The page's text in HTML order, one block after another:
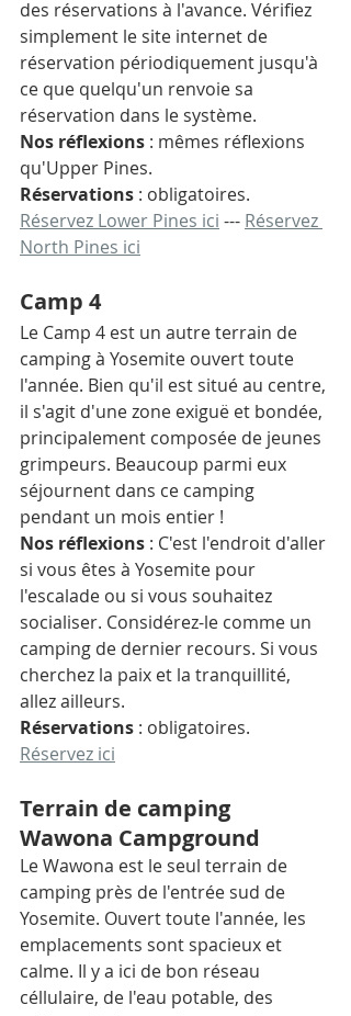
des réservations à l'avance. Vérifiez
simplement le site internet de
réservation périodiquement jusqu'à
ce que quelqu'un renvoie sa
réservation dans le système.
Nos réflexions : mêmes réflexions
qu'Upper Pines.
Réservations : obligatoires.
Réservez Lower Pines ici --- Réservez
North Pines ici
Camp 4
Le Camp 4 est un autre terrain de
camping à Yosemite ouvert toute
l'année. Bien qu'il est situé au centre,
il s'agit d'une zone exiguë et bondée,
principalement composée de jeunes
grimpeurs. Beaucoup parmi eux
séjournent dans ce camping
pendant un mois entier !
Nos réflexions : C'est l'endroit d'aller
si vous êtes à Yosemite pour
l'escalade ou si vous souhaitez
socialiser. Considérez-le comme un
camping de dernier recours. Si vous
cherchez la paix et la tranquillité,
allez ailleurs.
Réservations : obligatoires.
Réservez ici
Terrain de camping
Wawona Campground
Le Wawona est le seul terrain de
camping près de l'entrée sud de
Yosemite. Ouvert toute l'année, les
emplacements sont spacieux et
calme. Il y a ici de bon réseau
céllulaire, de l'eau potable, des